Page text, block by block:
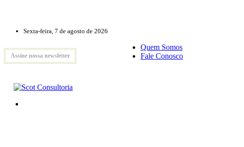
Sexta-feira, 7 de agosto de 2026
Assine nossa newsletter
Quem Somos
Fale Conosco